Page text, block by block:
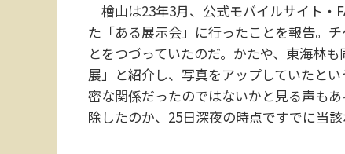
檜山は23年3月、公式モバイルサイト・
た「ある展示会」に行ったことを報告。
とをつづっていたのだ。かたや、東海林
展」と紹介し、写真をアップしていたと
密な関係だったのではないかと見る声も
除したのか、25日深夜の時点ですでに当